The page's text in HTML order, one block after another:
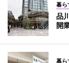
暮ら
品
開
暮ら